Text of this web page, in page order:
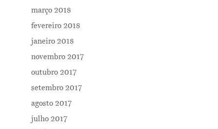
março 2018
fevereiro 2018
janeiro 2018
novembro 2017
outubro 2017
setembro 2017
agosto 2017
julho 2017